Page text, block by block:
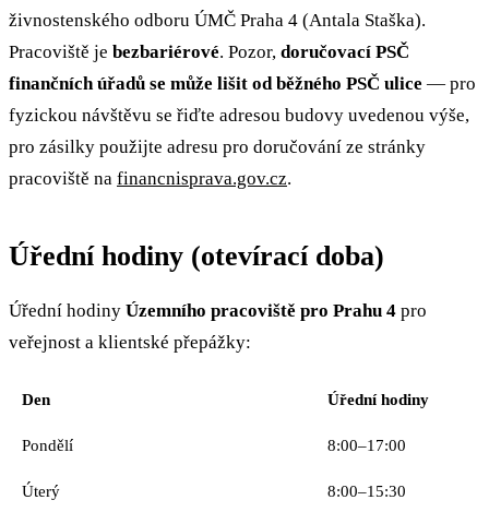
živnostenského odboru ÚMČ Praha 4 (Antala Staška).
Pracoviště je bezbariérové. Pozor, doručovací PSČ
finančních úřadů se může lišit od běžného PSČ ulice — pro
fyzickou návštěvu se řiďte adresou budovy uvedenou výše,
pro zásilky použijte adresu pro doručování ze stránky
pracoviště na financnisprava.gov.cz.
Úřední hodiny (otevírací doba)
Úřední hodiny Územního pracoviště pro Prahu 4 pro
veřejnost a klientské přepážky:
Den Úřední hodiny
Pondělí 8:00–17:00
Úterý 8:00–15:30